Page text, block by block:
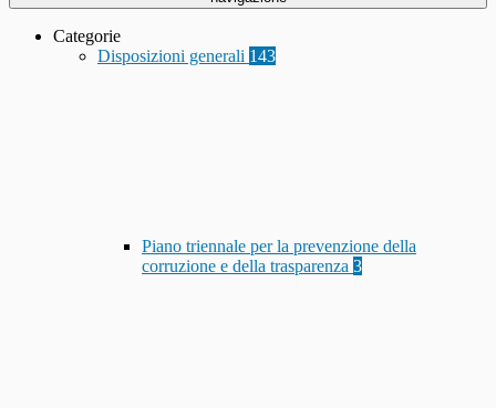
Categorie
Disposizioni generali 143
Piano triennale per la prevenzione della
corruzione e della trasparenza 3